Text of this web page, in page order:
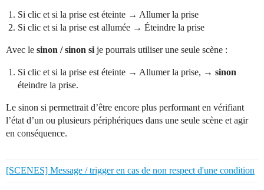
Si clic et si la prise est éteinte → Allumer la prise
Si clic et si la prise est allumée → Éteindre la prise
Avec le sinon / sinon si je pourrais utiliser une seule scène :
Si clic et si la prise est éteinte → Allumer la prise, → sinon
éteindre la prise.
Le sinon si permettrait d’être encore plus performant en vérifiant
l’état d’un ou plusieurs périphériques dans une seule scène et agir
en conséquence.
[SCENES] Message / trigger en cas de non respect d'une condition